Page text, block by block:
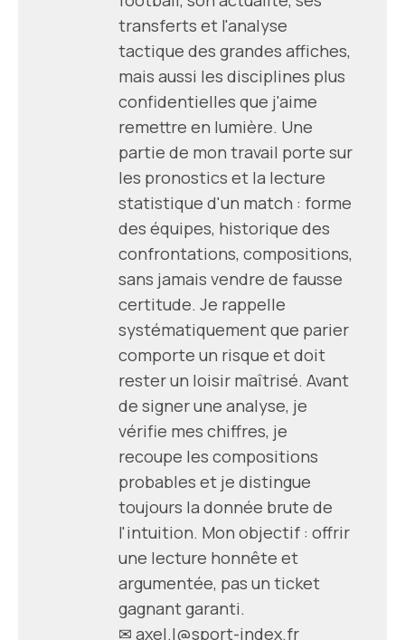
transferts et l'analyse
tactique des grandes affiches,
mais aussi les disciplines plus
confidentielles que j'aime
remettre en lumière. Une
partie de mon travail porte sur
les pronostics et la lecture
statistique d'un match : forme
des équipes, historique des
confrontations, compositions,
sans jamais vendre de fausse
certitude. Je rappelle
systématiquement que parier
comporte un risque et doit
rester un loisir maîtrisé. Avant
de signer une analyse, je
vérifie mes chiffres, je
recoupe les compositions
probables et je distingue
toujours la donnée brute de
l'intuition. Mon objectif : offrir
une lecture honnête et
argumentée, pas un ticket
gagnant garanti.
✉ axel.l@sport-index.fr